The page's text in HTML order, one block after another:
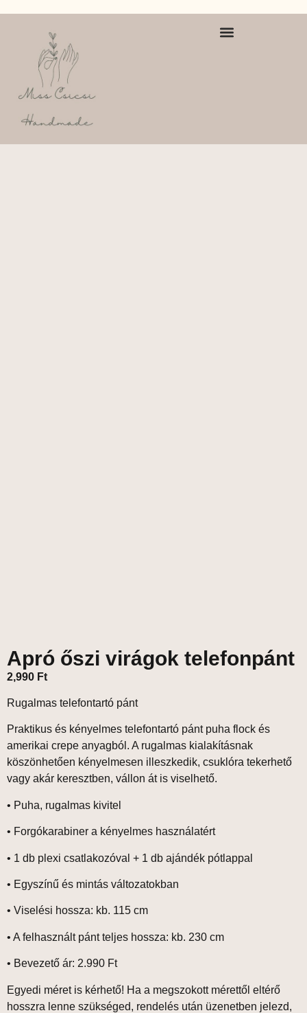
Apró őszi virágok telefonpánt
2,990 Ft
Rugalmas telefontartó pánt
Praktikus és kényelmes telefontartó pánt puha flock és
amerikai crepe anyagból. A rugalmas kialakításnak
köszönhetően kényelmesen illeszkedik, csuklóra tekerhető
vagy akár keresztben, vállon át is viselhető.
• Puha, rugalmas kivitel
• Forgókarabiner a kényelmes használatért
• 1 db plexi csatlakozóval + 1 db ajándék pótlappal
• Egyszínű és mintás változatokban
• Viselési hossza: kb. 115 cm
• A felhasznált pánt teljes hossza: kb. 230 cm
• Bevezető ár: 2.990 Ft
Egyedi méret is kérhető! Ha a megszokott mérettől eltérő
hosszra lenne szükséged, rendelés után üzenetben jelezd,